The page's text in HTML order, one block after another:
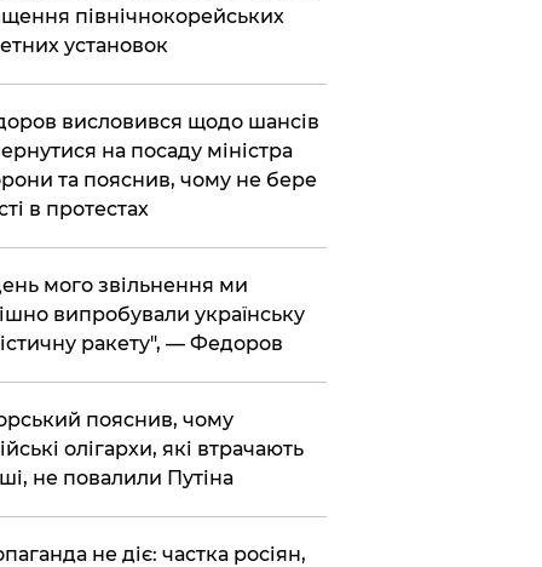
північнокорейських
установок
висловився щодо шансів
на посаду міністра
та пояснив, чому не бере
в протестах
мого звільнення ми
випробували українську
ракету", — Федоров
пояснив, чому
олігархи, які втрачають
не повалили Путіна
не діє: частка росіян,